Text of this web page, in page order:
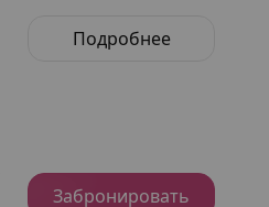
Подробнее
Забронировать